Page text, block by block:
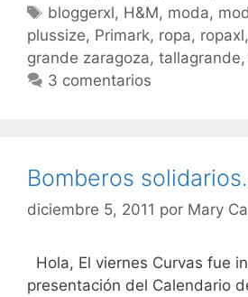
Etiquetas
bloggerxl, H&M, moda,
plussize, Primark, ropa, ropaxl,
grande zaragoza, tallagrande,
3 comentarios
Bomberos
diciembre 5, 2011 por Mary
Hola, El viernes Curvas fue
presentación del Calendario